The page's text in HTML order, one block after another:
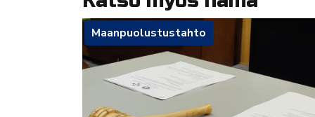
Maanpuolustustahto